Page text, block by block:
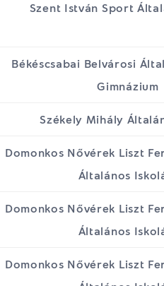
Szent István Sport
Békéscsabai Belvárosi
Gimnázium
Székely Mihály
Domonkos Nővérek Liszt
Általános
Domonkos Nővérek Liszt
Általános
Domonkos Nővérek Liszt